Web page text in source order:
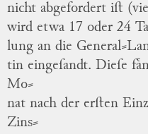
nicht abgefordert iſt
wird etwa 17 oder 24
lung an die
tin eingeſandt. Dieſe
Mo⸗
nat nach der erſten
Zins⸗